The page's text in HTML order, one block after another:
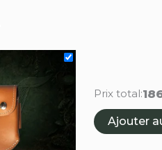
Prix total:
Ajouter